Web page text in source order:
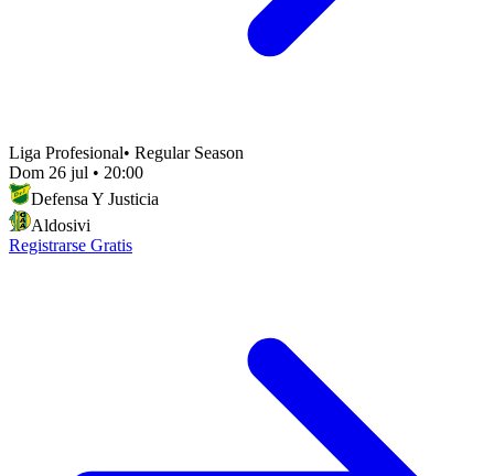
Liga Profesional• Regular Season
Dom 26 jul • 20:00
Defensa Y Justicia
Aldosivi
Registrarse Gratis